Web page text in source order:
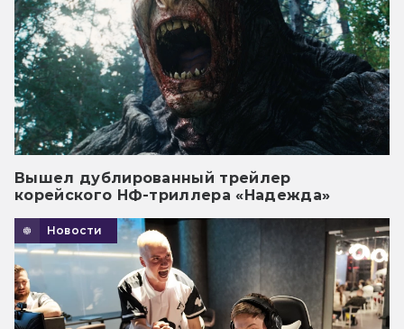
Вышел дублированный трейлер
корейского НФ-триллера «Надежда»
Новости